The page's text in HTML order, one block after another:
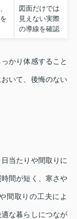
図面だけでは
見えない実際
の導線を確認
かり体感すること
いて、後悔のない
当たりや間取りに
間が短く、寒さや
間取りの工夫によ
な暮らしにつなが